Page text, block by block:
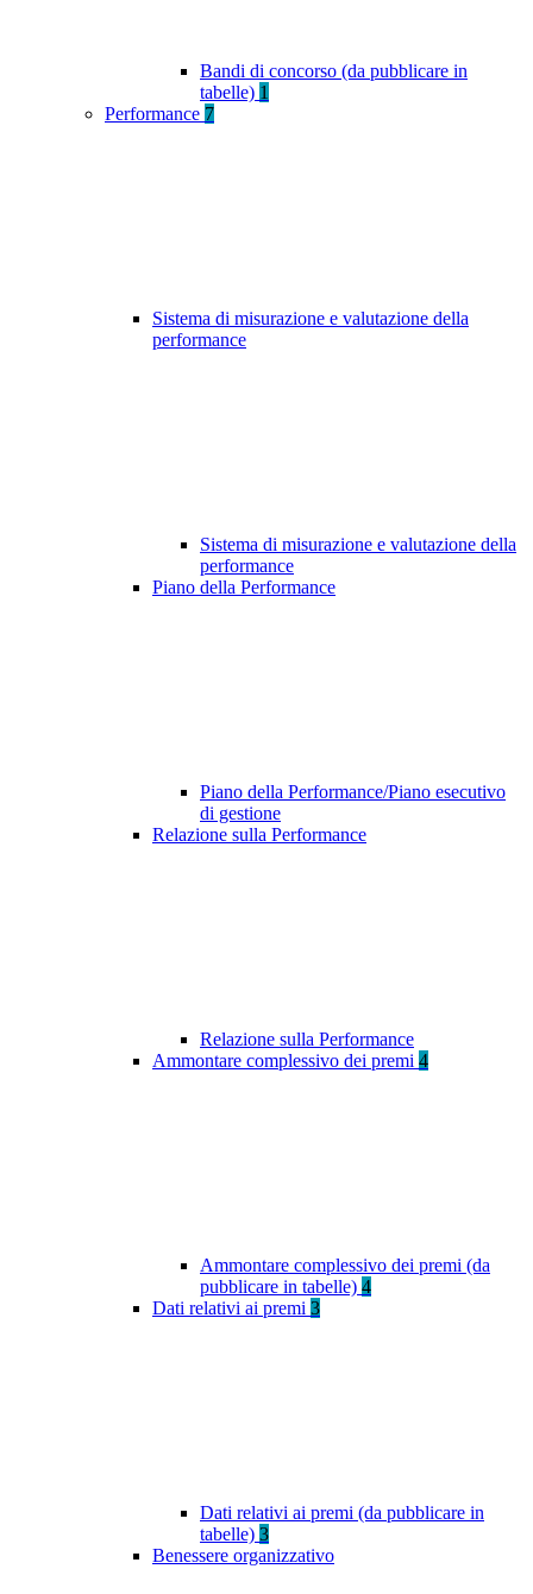
Bandi di concorso (da pubblicare in
tabelle) 1
Performance 7
Sistema di misurazione e valutazione della
performance
Sistema di misurazione e valutazione della
performance
Piano della Performance
Piano della Performance/Piano esecutivo
di gestione
Relazione sulla Performance
Relazione sulla Performance
Ammontare complessivo dei premi 4
Ammontare complessivo dei premi (da
pubblicare in tabelle) 4
Dati relativi ai premi 3
Dati relativi ai premi (da pubblicare in
tabelle) 3
Benessere organizzativo